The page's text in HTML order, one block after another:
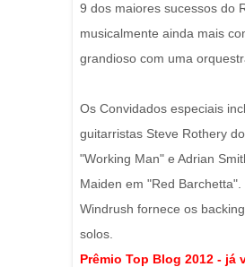
9 dos maiores sucessos do
musicalmente ainda mais
grandioso com uma
Os Convidados especiais
guitarristas Steve Rothery
"Working Man" e Adrian
Maiden em "Red Barchetta".
Windrush fornece os
solos.
Prêmio Top Blog 2012 - já